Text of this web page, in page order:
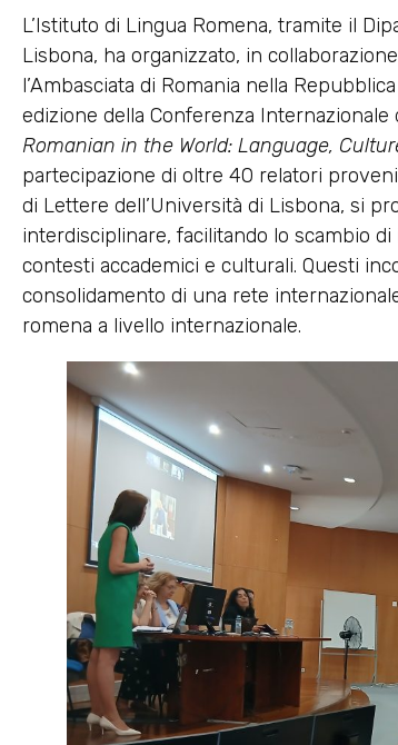
L’Istituto di Lingua Romena, tramite il
Lisbona, ha organizzato, in
l’Ambasciata di Romania nella
edizione della Conferenza Internazionale
Romanian in the World: Language,
partecipazione di oltre 40 relatori
di Lettere dell’Università di Lisbona, si
interdisciplinare, facilitando lo scambio
contesti accademici e culturali. Questi
consolidamento di una rete
romena a livello internazionale.